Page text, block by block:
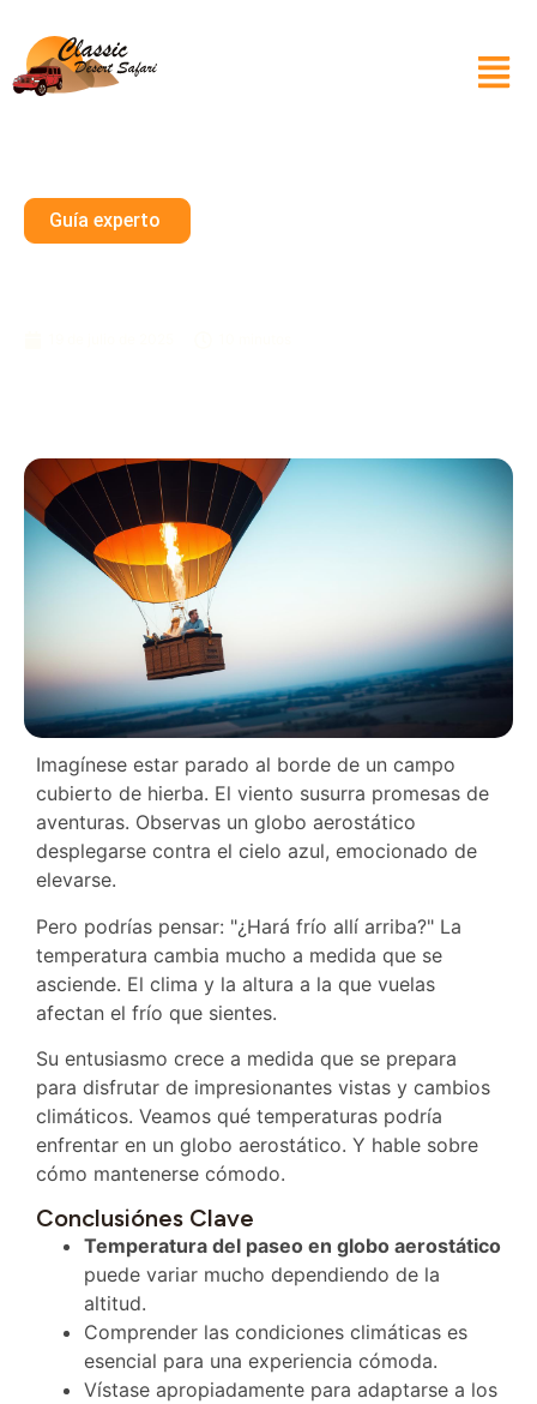
Guía experto
Imagínese estar parado al borde de un campo
cubierto de hierba. El viento susurra promesas de
aventuras. Observas un globo aerostático
desplegarse contra el cielo azul, emocionado de
elevarse.
Pero podrías pensar: "¿Hará frío allí arriba?" La
temperatura cambia mucho a medida que se
asciende. El clima y la altura a la que vuelas
afectan el frío que sientes.
Su entusiasmo crece a medida que se prepara
para disfrutar de impresionantes vistas y cambios
climáticos. Veamos qué temperaturas podría
enfrentar en un globo aerostático. Y hable sobre
cómo mantenerse cómodo.
Conclusiónes Clave
Temperatura del paseo en globo aerostático
puede variar mucho dependiendo de la
altitud.
Comprender las condiciones climáticas es
esencial para una experiencia cómoda.
Vístase apropiadamente para adaptarse a los